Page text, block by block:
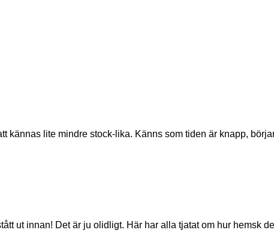
kännas lite mindre stock-lika. Känns som tiden är knapp,
ut innan! Det är ju olidligt. Här har alla tjatat om hur hemsk